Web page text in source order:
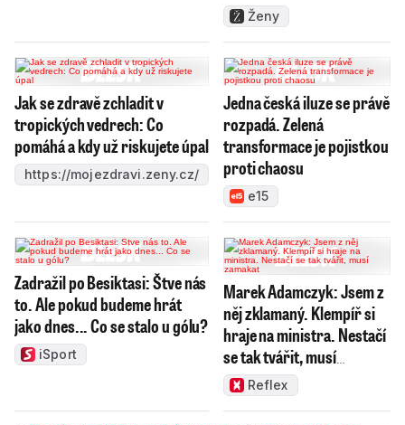
Ženy
Jak se zdravě zchladit v
tropických vedrech: Co
pomáhá a kdy už riskujete úpal
https://mojezdravi.zeny.cz/
Jedna česká iluze se právě
rozpadá. Zelená
transformace je pojistkou
proti chaosu
e15
Zadražil po Besiktasi: Štve nás
to. Ale pokud budeme hrát
jako dnes... Co se stalo u gólu?
iSport
Marek Adamczyk: Jsem z
něj zklamaný. Klempíř si
hraje na ministra. Nestačí
se tak tvářit, musí
zamakat
Reflex